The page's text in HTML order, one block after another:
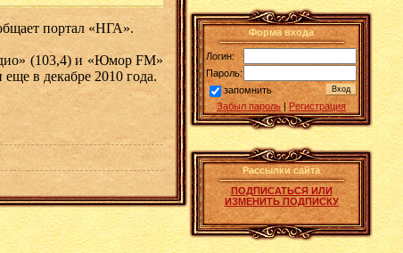
портал «НГА».
(103,4) и «Юмор FM»
в декабре 2010 года.
Форма входа
Логин:
Пароль:
запомнить
Забыл пароль | Регистрация
Рассылки сайта
ПОДПИСАТЬСЯ ИЛИ
ИЗМЕНИТЬ ПОДПИСКУ